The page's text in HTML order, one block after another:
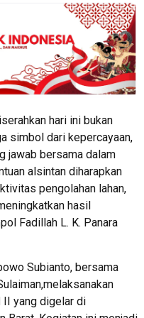
hari ini bukan
simbol dari kepercayaan,
jawab bersama dalam
alsintan diharapkan
pengolahan lahan,
hasil
Fadillah L. K. Panara
Subianto, bersama
II yang digelar di